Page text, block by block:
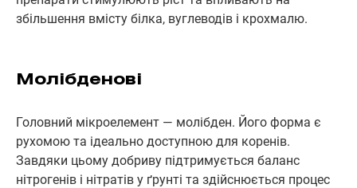
збільшення вмісту білка, вуглеводів і крохмалю.
Молібденові
Головний мікроелемент — молібден. Його форма є
рухомою та ідеально доступною для коренів.
Завдяки цьому добриву підтримується баланс
нітрогенів і нітратів у ґрунті та здійснюється процес